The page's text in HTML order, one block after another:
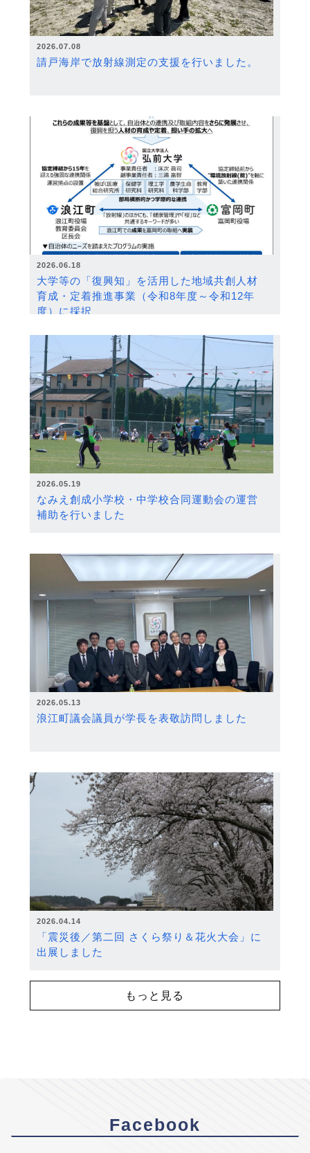
2026.07.08
請戸海岸で放射線測定の支援を行いました。
2026.06.18
大学等の「復興知」を活用した地域共創人材
育成・定着推進事業（令和8年度～令和12年
度）に採択
2026.05.19
なみえ創成小学校・中学校合同運動会の運営
補助を行いました
2026.05.13
浪江町議会議員が学長を表敬訪問しました
2026.04.14
「震災後／第二回 さくら祭り＆花火大会」に
出展しました
もっと見る
Facebook